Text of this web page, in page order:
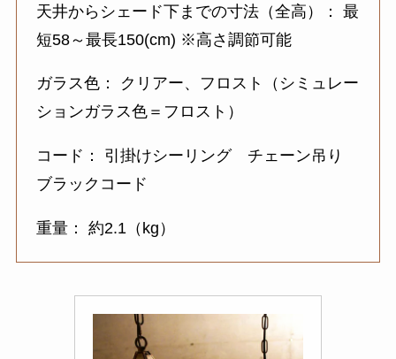
天井からシェード下までの寸法（全高）： 最
短58～最長150(cm) ※高さ調節可能
ガラス色： クリアー、フロスト（シミュレー
ションガラス色＝フロスト）
コード： 引掛けシーリング チェーン吊り
ブラックコード
重量： 約2.1（kg）